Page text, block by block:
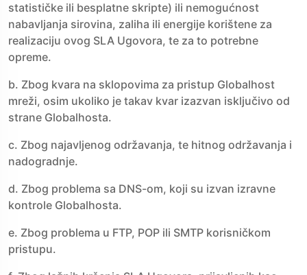
statističke ili besplatne skripte) ili nemogućnost
nabavljanja sirovina, zaliha ili energije korištene za
realizaciju ovog SLA Ugovora, te za to potrebne
opreme.
b. Zbog kvara na sklopovima za pristup Globalhost
mreži, osim ukoliko je takav kvar izazvan isključivo od
strane Globalhosta.
c. Zbog najavljenog održavanja, te hitnog održavanja i
nadogradnje.
d. Zbog problema sa DNS-om, koji su izvan izravne
kontrole Globalhosta.
e. Zbog problema u FTP, POP ili SMTP korisničkom
pristupu.